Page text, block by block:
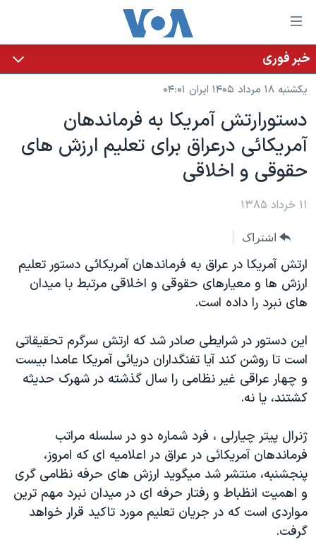
لینکهای
قابل
دسترسی
جهش
محتوای
اصلی
جهش
صفحه
جهش
به
جستجو
خانه
نسخه سبک وب‌سایت
موضوع ها
ایران
آمریکا
جهان
ویژه برنامه‌ها
ویدیوها
حقوق شهروندی
اقتصادی
علم و فناوری
اسرائیل در جنگ
گالری عکس
آرشیو پخش زنده
برنامه های تلویزیونی
جدول برنامه ها
صفحه‌های ویژه
بایگانی برنامه‌های تلویزیونی
انتخابات ریاست جمهوری آمریکا ۲۰۲۴
حمله جمهوری اسلامی به اسرائیل
رمز مهسا
ورزش زنان در ایران
اعتراضات زن، زندگی، آزادی
مجموعه مستندهای دادخواهی
تریبونال مردمی آبان ۹۸
دادگاه حمید نوری
فرکانس‌های صدای آمریکا
یادگیری زبان انگلیسی
زبانهای مختلف
خبر فوری
یکشنبه ۱۸ مرداد ۱۴۰۵ ایران ۰۴:۰۱
دستورارتش آمريکا به فرماندهان
آمريکائی درعراق برای تعليم ارزش های
حقوقی و اخلاقی
۱۱ خرداد ۱۳۸۵
اشتراک
ارتش آمريکا در عراق به فرماندهان آمريکائی دستور تعليم
ارزش ها و معيارهای حقوقی و اخلاقی مرتبط با ميدان
های نبرد را داده است.
اين دستور در شرايطی صادر شد که ارتش سرگرم تحقيقاتی
است تا روشن کند آيا تفنگداران دريائی آمريکا عامدا بيست
و چهار عراقی غير نظامی را سال گذشته در شهرک حديثه
کشتند، يا نه.
ژنرال پيتر چيارلی ، فرد شماره دو در سلسله مراتب
فرماندهان آمريکائی در عراق در اعلاميه ای که امروز،
پنجشنبه، منتشر شد ميگويد ارزش های حرفه نظامی گری
و اهميت انظباط و رفتار حرفه ای در ميدان نبرد مهم ترين
مواردی است که در جريان تعليم مورد تاکيد قرار خواهد
گرفت.